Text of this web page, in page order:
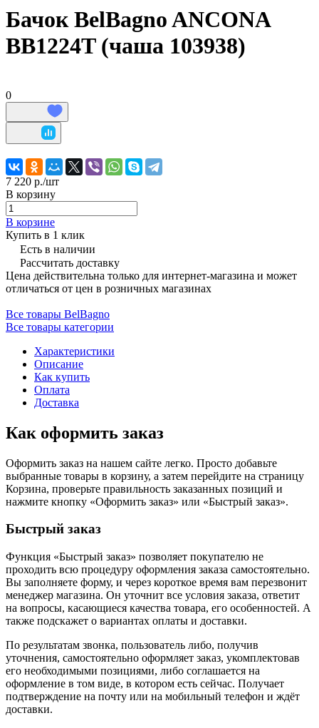
Бачок BelBagno ANCONA
BB1224T (чаша 103938)
0
7 220 р./шт
В корзину
В корзине
Купить в 1 клик
Есть в наличии
Рассчитать доставку
Цена действительна только для интернет-магазина и может
отличаться от цен в розничных магазинах
Все товары BelBagno
Все товары категории
Характеристики
Описание
Как купить
Оплата
Доставка
Как оформить заказ
Оформить заказ на нашем сайте легко. Просто добавьте
выбранные товары в корзину, а затем перейдите на страницу
Корзина, проверьте правильность заказанных позиций и
нажмите кнопку «Оформить заказ» или «Быстрый заказ».
Быстрый заказ
Функция «Быстрый заказ» позволяет покупателю не
проходить всю процедуру оформления заказа самостоятельно.
Вы заполняете форму, и через короткое время вам перезвонит
менеджер магазина. Он уточнит все условия заказа, ответит
на вопросы, касающиеся качества товара, его особенностей. А
также подскажет о вариантах оплаты и доставки.
По результатам звонка, пользователь либо, получив
уточнения, самостоятельно оформляет заказ, укомплектовав
его необходимыми позициями, либо соглашается на
оформление в том виде, в котором есть сейчас. Получает
подтверждение на почту или на мобильный телефон и ждёт
доставки.